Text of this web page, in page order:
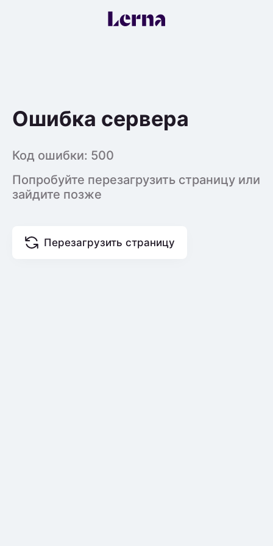
Ошибка сервера
Код ошибки: 500
Попробуйте перезагрузить страницу или
зайдите позже
Перезагрузить страницу